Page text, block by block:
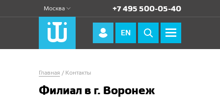
Москва +7 495 500-05-40
EN
Главная Контакты
Филиал в г. Воронеж